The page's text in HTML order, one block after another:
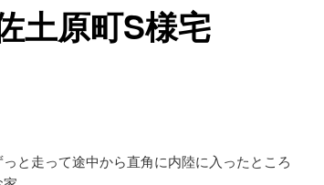
土原町S様宅
と走って途中から直角に内陸に入ったところ